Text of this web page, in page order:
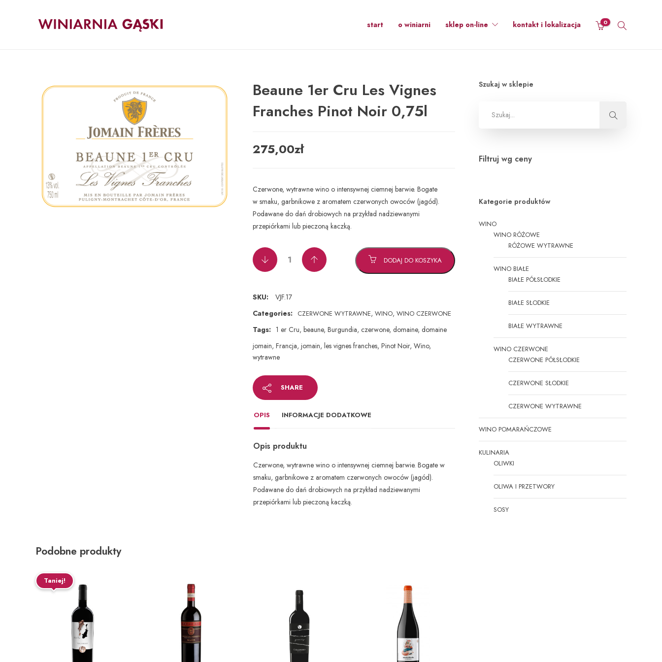
start o winiarni sklep on-line kontakt i lokalizacja 0
Beaune 1er Cru Les Vignes
Franches Pinot Noir 0,75l
275,00zł
Czerwone, wytrawne wino o intensywnej ciemnej barwie. Bogate
w smaku, garbnikowe z aromatem czerwonych owoców (jagód).
Podawane do dań drobiowych na przykład nadziewanymi
przepiórkami lub pieczoną kaczką.
DODAJ DO KOSZYKA
SKU:
VJF.17
Categories: CZERWONE WYTRAWNE, WINO, WINO CZERWONE
Tags: 1 er Cru, beaune, Burgundia, czerwone, domaine, domaine
jomain, Francja, jomain, les vignes franches, Pinot Noir, Wino,
wytrawne
SHARE
OPIS INFORMACJE DODATKOWE
Opis produktu
Czerwone, wytrawne wino o intensywnej ciemnej barwie. Bogate w
smaku, garbnikowe z aromatem czerwonych owoców (jagód).
Podawane do dań drobiowych na przykład nadziewanymi
przepiórkami lub pieczoną kaczką.
Podobne produkty
Taniej!
Szukaj w sklepie
Filtruj wg ceny
Kategorie produktów
WINO
WINO RÓŻOWE
RÓŻOWE WYTRAWNE
WINO BIAŁE
BIAŁE PÓŁSŁODKIE
BIAŁE SŁODKIE
BIAŁE WYTRAWNE
WINO CZERWONE
CZERWONE PÓŁSŁODKIE
CZERWONE SŁODKIE
CZERWONE WYTRAWNE
WINO POMARAŃCZOWE
KULINARIA
OLIWKI
OLIWA I PRZETWORY
SOSY